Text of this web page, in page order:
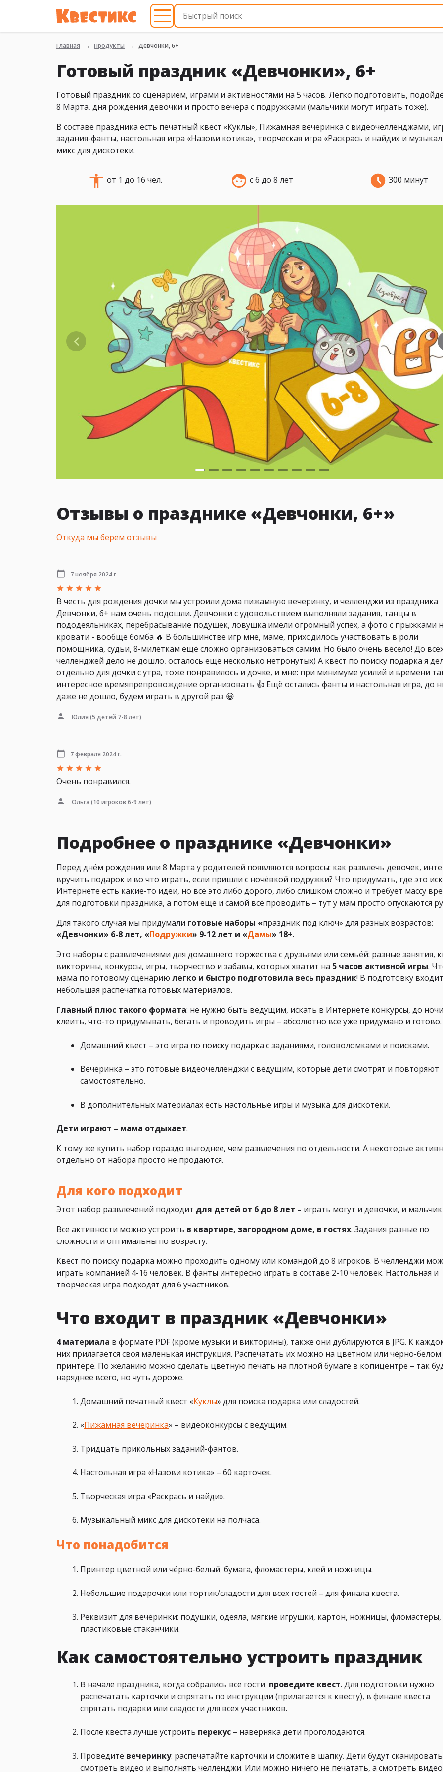
Главная Продукты Девчонки, 6+
Готовый праздник «Девчонки», 6+
Готовый праздник со сценарием, играми и активностями на 5 часов. Легко подготовить,
8 Марта, дня рождения девочки и просто вечера с подружками (мальчики могут играть тоже).
В составе праздника есть печатный квест «Куклы», Пижамная вечеринка с видеочелленджами,
задания-фанты, настольная игра «Назови котика», творческая игра «Раскрась и найди» и
микс для дискотеки.
от 1 до 16 чел. с 6 до 8 лет 300 минут
Отзывы о празднике «Девчонки, 6+»
Откуда мы берем отзывы
7 ноября 2024 г.
В честь для рождения дочки мы устроили дома пижамную вечеринку, и челленджи из праздника
Девчонки, 6+ нам очень подошли. Девчонки с удовольствием выполняли задания, танцы в
пододеяльниках, перебрасывание подушек, ловушка имели огромный успех, а фото с прыжками
кровати - вообще бомба 🔥 В большинстве игр мне, маме, приходилось участвовать в роли
помощника, судьи, 8-милеткам ещё сложно организоваться самим. Но было очень весело! До
челленджей дело не дошло, осталось ещё несколько нетронутых) А квест по поиску подарка я
отдельно для дочки с утра, тоже понравилось и дочке, и мне: при минимуме усилий и времени
интересное времяпрепровождение организовать 👍 Ещё остались фанты и настольная игра, до
даже не дошло, будем играть в другой раз 😀
Юлия (5 детей 7-8 лет)
7 февраля 2024 г.
Очень понравился.
Ольга (10 игроков 6-9 лет)
Подробнее о празднике «Девчонки»
Перед днём рождения или 8 Марта у родителей появляются вопросы: как развлечь девочек,
вручить подарок и во что играть, если пришли с ночёвкой подружки? Что придумать, где это
Интернете есть какие-то идеи, но всё это либо дорого, либо слишком сложно и требует массу
для подготовки праздника, а потом ещё и самой всё проводить – тут у мам просто опускаются
Для такого случая мы придумали готовые наборы «праздник под ключ» для разных возрастов:
«Девчонки» 6-8 лет, «Подружки» 9-12 лет и «Дамы» 18+.
Это наборы с развлечениями для домашнего торжества с друзьями или семьёй: разные занятия,
викторины, конкурсы, игры, творчество и забавы, которых хватит на 5 часов активной игры.
мама по готовому сценарию легко и быстро подготовила весь праздник! В подготовку входит
небольшая распечатка готовых материалов.
Главный плюс такого формата: не нужно быть ведущим, искать в Интернете конкурсы, до ночи
клеить, что-то придумывать, бегать и проводить игры – абсолютно всё уже придумано и готово.
Домашний квест – это игра по поиску подарка с заданиями, головоломками и поисками.
Вечеринка – это готовые видеочелленджи с ведущим, которые дети смотрят и повторяют
самостоятельно.
В дополнительных материалах есть настольные игры и музыка для дискотеки.
Дети играют – мама отдыхает.
К тому же купить набор гораздо выгоднее, чем развлечения по отдельности. А некоторые
отдельно от набора просто не продаются.
Для кого подходит
Этот набор развлечений подходит для детей от 6 до 8 лет – играть могут и девочки, и
Все активности можно устроить в квартире, загородном доме, в гостях. Задания разные по
сложности и оптимальны по возрасту.
Квест по поиску подарка можно проходить одному или командой до 8 игроков. В челленджи
играть компанией 4-16 человек. В фанты интересно играть в составе 2-10 человек. Настольная и
творческая игра подходят для 6 участников.
Что входит в праздник «Девчонки»
4 материала в формате PDF (кроме музыки и викторины), также они дублируются в JPG. К
них прилагается своя маленькая инструкция. Распечатать их можно на цветном или чёрно-белом
принтере. По желанию можно сделать цветную печать на плотной бумаге в копицентре – так
наряднее всего, но чуть дороже.
Домашний печатный квест «Куклы» для поиска подарка или сладостей.
«Пижамная вечеринка» – видеоконкурсы с ведущим.
Тридцать прикольных заданий-фантов.
Настольная игра «Назови котика» – 60 карточек.
Творческая игра «Раскрась и найди».
Музыкальный микс для дискотеки на полчаса.
Что понадобится
Принтер цветной или чёрно-белый, бумага, фломастеры, клей и ножницы.
Небольшие подарочки или тортик/сладости для всех гостей – для финала квеста.
Реквизит для вечеринки: подушки, одеяла, мягкие игрушки, картон, ножницы, фломастеры,
пластиковые стаканчики.
Как самостоятельно устроить праздник
В начале праздника, когда собрались все гости, проведите квест. Для подготовки нужно
распечатать карточки и спрятать по инструкции (прилагается к квесту), в финале квеста
спрятать подарки или сладости для всех участников.
После квеста лучше устроить перекус – наверняка дети проголодаются.
Проведите вечеринку: распечатайте карточки и сложите в шапку. Дети будут
смотреть видео и выполнять челленджи. Или можно ничего не печатать, а смотреть